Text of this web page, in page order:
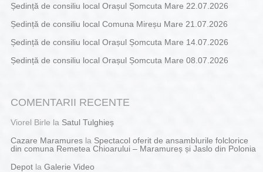
Ședință de consiliu local Orașul Șomcuta Mare 22.07.2026
Ședință de consiliu local Comuna Mireșu Mare 21.07.2026
Ședință de consiliu local Orașul Șomcuta Mare 14.07.2026
Ședință de consiliu local Orașul Șomcuta Mare 08.07.2026
COMENTARII RECENTE
Viorel Birle la Satul Tulghieș
Cazare Maramuresla Spectacol oferit de ansamblurile folclorice
din comuna Remetea Chioarului – Maramureș și Jaslo din Polonia
Depotla Galerie Video